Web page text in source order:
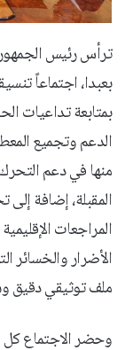
ترأس رئيس
بعبدا، اجتماعاً
بمتابعة تداعيات
الدعم وتجميع
منها في دعم
المقبلة، إضافة
المراجعات
الأضرار والخسائر
ملف توثيقي دقيق
وحضر الاجتماع كل